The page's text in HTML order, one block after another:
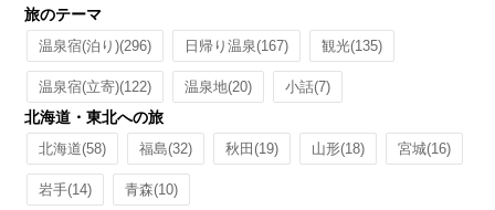
旅のテーマ
温泉宿(泊り)(296) 日帰り温泉(167) 観光(135)
温泉宿(立寄)(122) 温泉地(20) 小話(7)
北海道・東北への旅
北海道(58) 福島(32) 秋田(19) 山形(18) 宮城(16)
岩手(14) 青森(10)